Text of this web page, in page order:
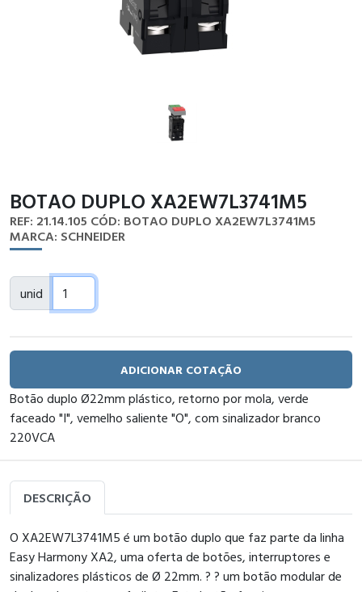
BOTAO DUPLO XA2EW7L3741M5
REF: 21.14.105 CÓD: BOTAO DUPLO XA2EW7L3741M5
MARCA: SCHNEIDER
unid
ADICIONAR COTAÇÃO
Botão duplo Ø22mm plástico, retorno por mola, verde
faceado "I", vemelho saliente "O", com sinalizador branco
220VCA
DESCRIÇÃO
O XA2EW7L3741M5 é um botão duplo que faz parte da linha
Easy Harmony XA2, uma oferta de botões, interruptores e
sinalizadores plásticos de Ø 22mm. ? ? um botão modular de